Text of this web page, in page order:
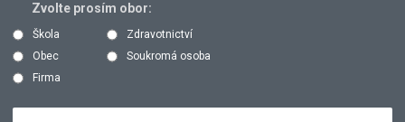
Zvolte prosím obor:
Škola
Zdravotnictví
Obec
Soukromá osoba
Firma